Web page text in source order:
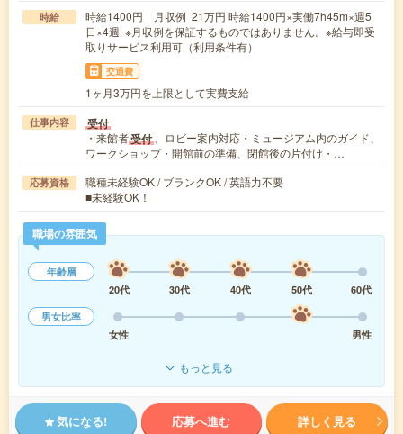
時給
時給1400円 月収例 21万円 時給1400円×実働7h45m×週5
日×4週 ※月収例を保証するものではありません。※給与即受
取りサービス利用可（利用条件有）
交通費
1ヶ月3万円を上限として実費支給
仕事内容 受付
・来館者受付
、ロビー案内対応・ミュージアム内のガイド、
ワークショップ・開館前の準備、閉館後の片付け・…
応募資格
職種未経験OK / ブランクOK / 英語力不要
■未経験OK！
職場の雰囲気
年齢層
20代
30代 40代 50代
60代
男女比率
女性
男性
もっと見る
気になる! 応募へ進む 詳しく見る